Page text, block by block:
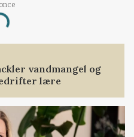
vandmangel og
lære